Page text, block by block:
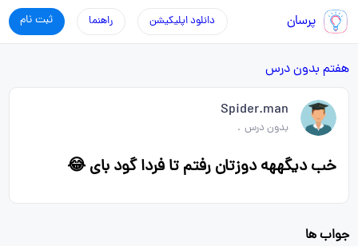
پرسان ثبت نام راهنما دانلود اپلیکیشن
هفتم بدون درس
Spider.man
بدون درس .
خب دیگههه دوزتان رفتم تا فردا گود بای 😂
جواب ها